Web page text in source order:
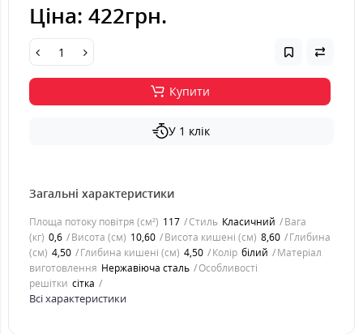
Ціна: 422грн.
Купити
У 1 клік
Загальні характеристики
Площа потоку повітря (см²) 117 Стиль Класичний
Вага
(кг) 0,6 Висота (см) 10,60 Висота кишені (см) 8,60
Глибина
(см) 4,50 Глибина кишені (см) 4,50 Колір білий
Матеріал
виготовлення Нержавіюча сталь
Особливості
решітки сітка
Всі характеристики